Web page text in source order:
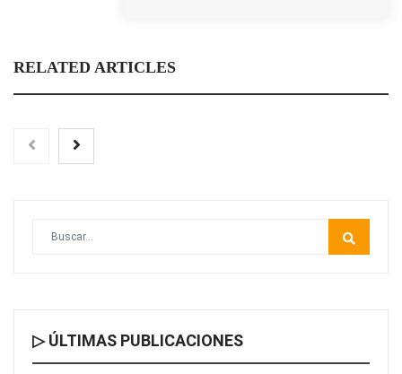
RELATED ARTICLES
▷ ÚLTIMAS PUBLICACIONES